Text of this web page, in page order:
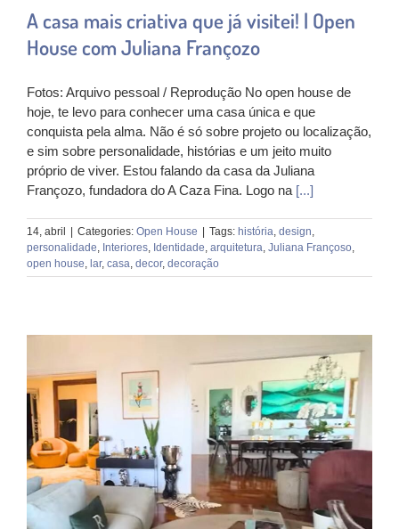
A casa mais criativa que já visitei! | Open
House com Juliana Françozo
Fotos: Arquivo pessoal / Reprodução No open house de
hoje, te levo para conhecer uma casa única e que
conquista pela alma. Não é só sobre projeto ou localização,
e sim sobre personalidade, histórias e um jeito muito
próprio de viver. Estou falando da casa da Juliana
Françozo, fundadora do A Caza Fina. Logo na [...]
14, abril | Categories: Open House | Tags: história design
personalidade Interiores Identidade arquitetura Juliana Françoso
open house lar, casa decor, decoração